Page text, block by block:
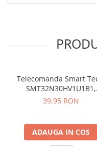
Telecomanda Smart
SMT32N30HV1U1B1,
43F30U, butoane
39,95 RON
ADAUGA IN COS